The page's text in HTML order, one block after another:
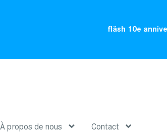
fläsh 10e
À propos de nous Contact